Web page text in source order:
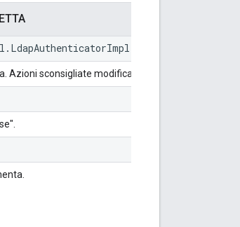
sconsigliate modificarlo.